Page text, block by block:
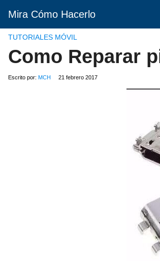
Mira Cómo Hacerlo
TUTORIALES MÓVIL
Como Reparar
Escrito por: MCH 21 febrero 2017